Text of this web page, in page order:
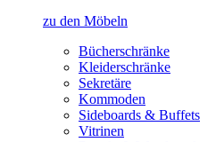
zu den Möbeln
Bücherschränke
Kleiderschränke
Sekretäre
Kommoden
Sideboards & Buffets
Vitrinen